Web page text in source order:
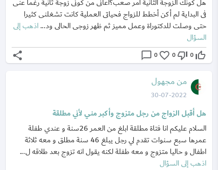
فى البداية لم أكن أخطط للزواج فحياتى العملية كانت تشغلنى كثيرا
حتى وصلت للدكتوراة وعمل مميز ثم ظهر زوجى الحالى ود...اذهب إلى
السؤال
thumb_up_off_alt
0
thumb_down_off_alt
0
favorite_border
0
chat_bubble_outline
share
من مجهول
30-07-2022
هل أقبل الزواج من رجل متزوج وأكبر مني لأني مطلقة
السلام عليكم انا فتاة مطلقة ابلغ من العمر 26سنة و عندي طفلة
عمرها سبع سنوات تقدم لي رجل يبلغ 46 سنة مطلق و معه ثلاثة
اطفال و حاليا متزوج و معه طفلة لكنه يقول انه تزوج بعد طلاقه ل...
اذهب إلى السؤال